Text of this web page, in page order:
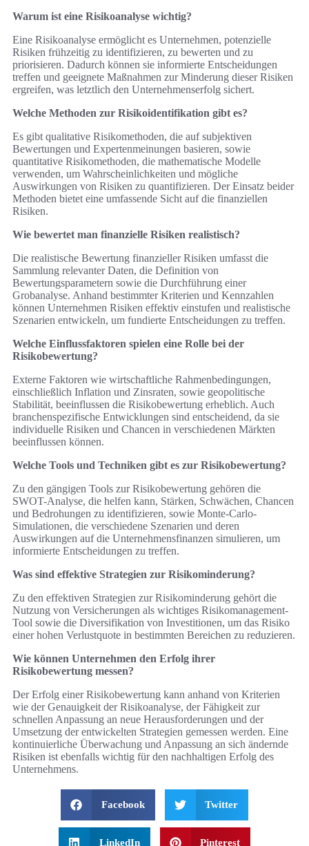
Warum ist eine Risikoanalyse wichtig?
Eine Risikoanalyse ermöglicht es Unternehmen, potenzielle
Risiken frühzeitig zu identifizieren, zu bewerten und zu
priorisieren. Dadurch können sie informierte Entscheidungen
treffen und geeignete Maßnahmen zur Minderung dieser Risiken
ergreifen, was letztlich den Unternehmenserfolg sichert.
Welche Methoden zur Risikoidentifikation gibt es?
Es gibt qualitative Risikomethoden, die auf subjektiven
Bewertungen und Expertenmeinungen basieren, sowie
quantitative Risikomethoden, die mathematische Modelle
verwenden, um Wahrscheinlichkeiten und mögliche
Auswirkungen von Risiken zu quantifizieren. Der Einsatz beider
Methoden bietet eine umfassende Sicht auf die finanziellen
Risiken.
Wie bewertet man finanzielle Risiken realistisch?
Die realistische Bewertung finanzieller Risiken umfasst die
Sammlung relevanter Daten, die Definition von
Bewertungsparametern sowie die Durchführung einer
Grobanalyse. Anhand bestimmter Kriterien und Kennzahlen
können Unternehmen Risiken effektiv einstufen und realistische
Szenarien entwickeln, um fundierte Entscheidungen zu treffen.
Welche Einflussfaktoren spielen eine Rolle bei der
Risikobewertung?
Externe Faktoren wie wirtschaftliche Rahmenbedingungen,
einschließlich Inflation und Zinsraten, sowie geopolitische
Stabilität, beeinflussen die Risikobewertung erheblich. Auch
branchenspezifische Entwicklungen sind entscheidend, da sie
individuelle Risiken und Chancen in verschiedenen Märkten
beeinflussen können.
Welche Tools und Techniken gibt es zur Risikobewertung?
Zu den gängigen Tools zur Risikobewertung gehören die
SWOT-Analyse, die helfen kann, Stärken, Schwächen, Chancen
und Bedrohungen zu identifizieren, sowie Monte-Carlo-
Simulationen, die verschiedene Szenarien und deren
Auswirkungen auf die Unternehmensfinanzen simulieren, um
informierte Entscheidungen zu treffen.
Was sind effektive Strategien zur Risikominderung?
Zu den effektiven Strategien zur Risikominderung gehört die
Nutzung von Versicherungen als wichtiges Risikomanagement-
Tool sowie die Diversifikation von Investitionen, um das Risiko
einer hohen Verlustquote in bestimmten Bereichen zu reduzieren.
Wie können Unternehmen den Erfolg ihrer
Risikobewertung messen?
Der Erfolg einer Risikobewertung kann anhand von Kriterien
wie der Genauigkeit der Risikoanalyse, der Fähigkeit zur
schnellen Anpassung an neue Herausforderungen und der
Umsetzung der entwickelten Strategien gemessen werden. Eine
kontinuierliche Überwachung und Anpassung an sich ändernde
Risiken ist ebenfalls wichtig für den nachhaltigen Erfolg des
Unternehmens.
Facebook Twitter
LinkedIn Pinterest